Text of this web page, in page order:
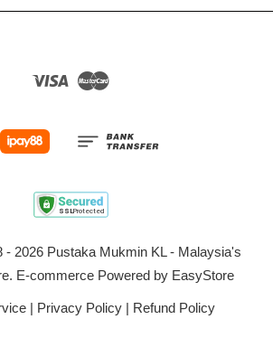
Visa
- 2026 Pustaka Mukmin KL - Malaysia's
E-commerce Powered by EasyStore
| Privacy Policy | Refund Policy